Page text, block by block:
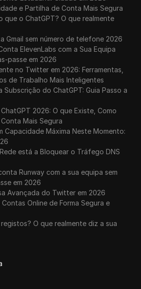
e Partilha de Conta Mais Segura
que o ChatGPT? O que realmente
Gmail sem número de telefone 2026
ElevenLabs com a Sua Equipa
passe em 2026
no Twitter em 2026: Ferramentas,
de Trabalho Mais Inteligentes
Subscrição do ChatGPT: Guia Passo a
2026: O que Existe, Como
Mais Segura
Capacidade Máxima Neste Momento:
está a Bloquear o Tráfego DNS
Runway com a sua equipa sem
em 2026
Avançada do Twitter em 2026
Online de Forma Segura e
O que realmente diz a sua